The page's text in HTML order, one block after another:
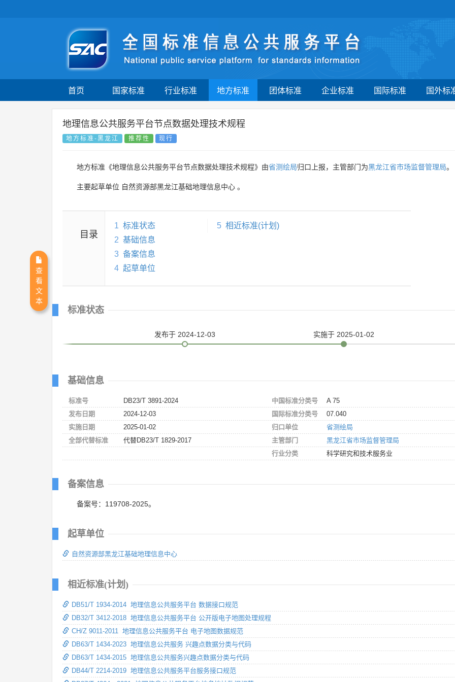
首页 国家标准 行业标准 地方标准 团体标准 企业标准 国际标准 国外标
地理信息公共服务平台节点数据处理技术规程
地方标准-黑龙江 推荐性 现行
地方标准《地理信息公共服务平台节点数据处理技术规程》由省测绘局归口上报，主管部门为黑龙江省市场监督管理局。
主要起草单位 自然资源部黑龙江基础地理信息中心 。
目录
1 标准状态
2 基础信息
3 备案信息
4 起草单位
5 相近标准(计划)
标准状态
发布于 2024-12-03 实施于 2025-01-02
基础信息
标准号
DB23/T 3891-2024
发布日期
2024-12-03
实施日期
2025-01-02
全部代替标准
代替DB23/T 1829-2017
中国标准分类号
A 75
国际标准分类号
07.040
归口单位
省测绘局
主管部门
黑龙江省市场监督管理局
行业分类
科学研究和技术服务业
备案信息
备案号：119708-2025。
起草单位
自然资源部黑龙江基础地理信息中心
相近标准(计划)
DB51/T 1934-2014 地理信息公共服务平台 数据接口规范
DB32/T 3412-2018 地理信息公共服务平台 公开版电子地图处理规程
CH/Z 9011-2011 地理信息公共服务平台 电子地图数据规范
DB63/T 1434-2023 地理信息公共服务 兴趣点数据分类与代码
DB63/T 1434-2015 地理信息公共服务兴趣点数据分类与代码
DB44/T 2214-2019 地理信息公共服务平台服务接口规范
查
看
文
本